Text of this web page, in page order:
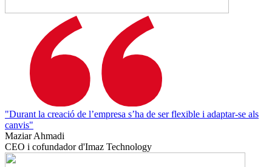
"Durant la creació de l’empresa s’ha de ser flexible i adaptar-se als
canvis"
Maziar Ahmadi
CEO i cofundador d'Imaz Technology